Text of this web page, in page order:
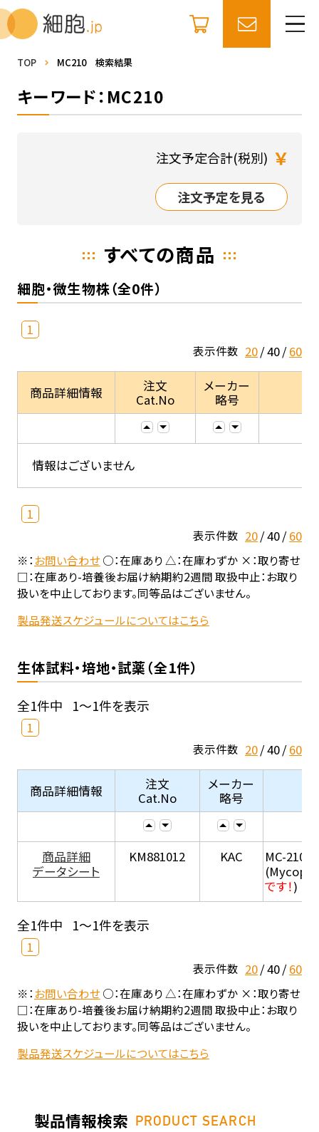
TOP MC210 検索結果
キーワード：MC210
注文予定合計(税別) ￥
注文予定を見る
すべての商品
細胞・微生物株（全0件）
1
表示件数 20 40 60
商品詳細情報
注文
Cat.No
メーカー
略号
情報はございません
1
表示件数 20 40 60
※：お問い合わせ○：在庫あり △：在庫わずか ×：取り寄せ
□：在庫あり-培養後お届け納期約2週間 取扱中止：お取り
扱いを中止しております。同等品はございません。
製品発送スケジュールについてはこちら
生体試料・培地・試薬（全1件）
全1件中 1～1件を表示
1
表示件数 20 40 60
商品詳細情報
注文
Cat.No
メーカー
略号
商品詳細
データシート
KM881012 KAC
MC-210 (
です！)
全1件中 1～1件を表示
1
表示件数 20 40 60
※：お問い合わせ○：在庫あり △：在庫わずか ×：取り寄せ
□：在庫あり-培養後お届け納期約2週間 取扱中止：お取り
扱いを中止しております。同等品はございません。
製品発送スケジュールについてはこちら
製品情報検索 PRODUCT SEARCH